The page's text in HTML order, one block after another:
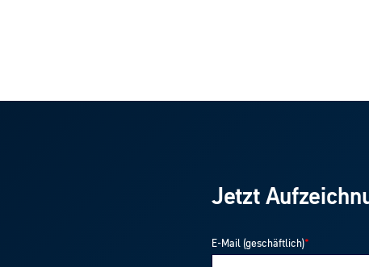
Jetzt
E-Mail (geschäftlich)*